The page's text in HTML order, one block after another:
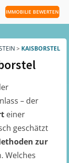
IMMOBILIE BEWERTEN
> KAISBORSTEL
– der
einer
geschätzt
zur
Welches